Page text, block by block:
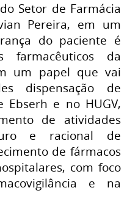
Setor de Farmácia
Pereira, em um
do paciente é
farmacêuticos da
um papel que vai
dispensação de
Ebserh e no HUGV,
de atividades
e racional de
de fármacos
com foco
e na